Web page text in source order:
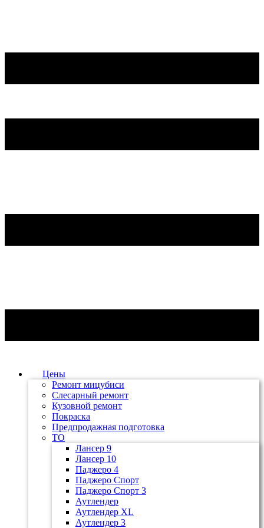
Цены
Ремонт мицубиси
Слесарный ремонт
Кузовной ремонт
Покраска
Предпродажная подготовка
ТО
Лансер 9
Лансер 10
Паджеро 4
Паджеро Спорт
Паджеро Спорт 3
Аутлендер
Аутлендер ХL
Аутлендер 3